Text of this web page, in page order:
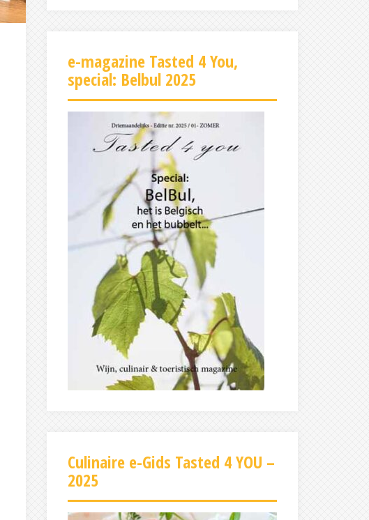
e-magazine Tasted 4 You,
special: Belbul 2025
Culinaire e-Gids Tasted 4 YOU –
2025